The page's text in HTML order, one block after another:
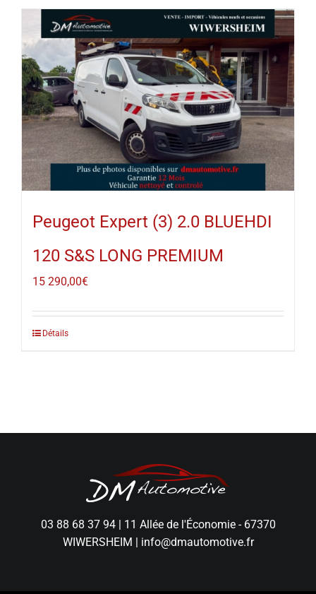
Peugeot Expert (3) 2.0 BLUEHDI
120 S&S LONG PREMIUM
15 290,00€
Détails
03 88 68 37 94| 11 Allée de l'Économie - 67370
WIWERSHEIM
info@dmautomotive.fr